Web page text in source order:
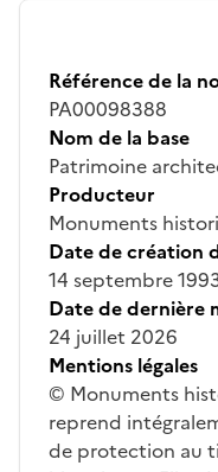
Référence de la
PA00098388
Nom de la base
Patrimoine
Producteur
Monuments
Date de création
14 septembre
Date de dernière
24 juillet 2026
Mentions légales
© Monuments
reprend
de protection au